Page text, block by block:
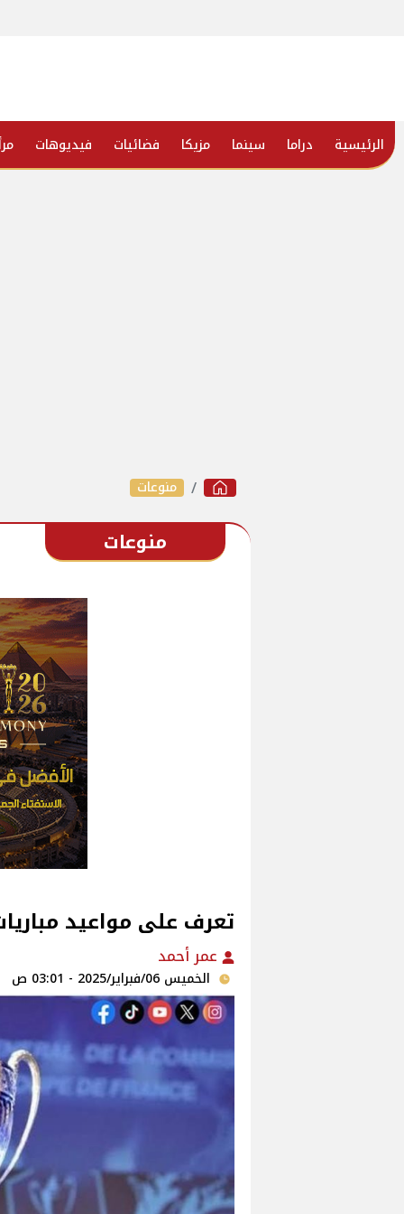
الرئيسية دراما سينما مزيكا فضائيات فيديوهات
منوعات
منوعات
تعرف على مواعيد
عمر أحمد
الخميس 06/فبراير/2025 - 03:01 ص